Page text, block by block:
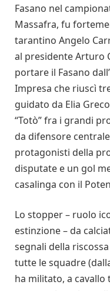
Fasano nel
Massafra, fu
tarantino Angelo
al presidente Arturo
portare il Fasano
Impresa che riuscì
guidato da Elia
“Totò” fra i grandi
da difensore
protagonisti della
disputate e un gol
casalinga con il
Lo stopper – ruolo
estinzione – da
segnali della
tutte le squadre
ha militato, a cavallo